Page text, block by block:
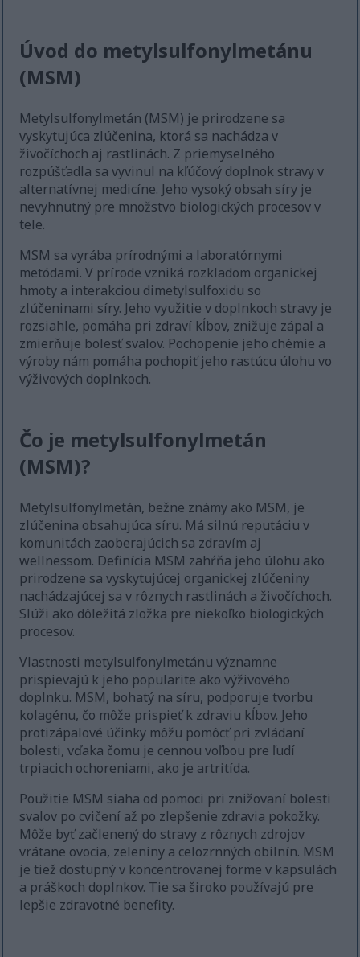
Úvod do metylsulfonylmetánu
(MSM)
Metylsulfonylmetán (MSM) je prirodzene sa
vyskytujúca zlúčenina, ktorá sa nachádza v
živočíchoch aj rastlinách. Z priemyselného
rozpúšťadla sa vyvinul na kľúčový doplnok stravy v
alternatívnej medicíne. Jeho vysoký obsah síry je
nevyhnutný pre množstvo biologických procesov v
tele.
MSM sa vyrába prírodnými a laboratórnymi
metódami. V prírode vzniká rozkladom organickej
hmoty a interakciou dimetylsulfoxidu so
zlúčeninami síry. Jeho využitie v doplnkoch stravy je
rozsiahle, pomáha pri zdraví kĺbov, znižuje zápal a
zmierňuje bolesť svalov. Pochopenie jeho chémie a
výroby nám pomáha pochopiť jeho rastúcu úlohu vo
výživových doplnkoch.
Čo je metylsulfonylmetán
(MSM)?
Metylsulfonylmetán, bežne známy ako MSM, je
zlúčenina obsahujúca síru. Má silnú reputáciu v
komunitách zaoberajúcich sa zdravím aj
wellnessom. Definícia MSM zahŕňa jeho úlohu ako
prirodzene sa vyskytujúcej organickej zlúčeniny
nachádzajúcej sa v rôznych rastlinách a živočíchoch.
Slúži ako dôležitá zložka pre niekoľko biologických
procesov.
Vlastnosti metylsulfonylmetánu významne
prispievajú k jeho popularite ako výživového
doplnku. MSM, bohatý na síru, podporuje tvorbu
kolagénu, čo môže prispieť k zdraviu kĺbov. Jeho
protizápalové účinky môžu pomôcť pri zvládaní
bolesti, vďaka čomu je cennou voľbou pre ľudí
trpiacich ochoreniami, ako je artritída.
Použitie MSM siaha od pomoci pri znižovaní bolesti
svalov po cvičení až po zlepšenie zdravia pokožky.
Môže byť začlenený do stravy z rôznych zdrojov
vrátane ovocia, zeleniny a celozrnných obilnín. MSM
je tiež dostupný v koncentrovanej forme v kapsulách
a práškoch doplnkov. Tie sa široko používajú pre
lepšie zdravotné benefity.